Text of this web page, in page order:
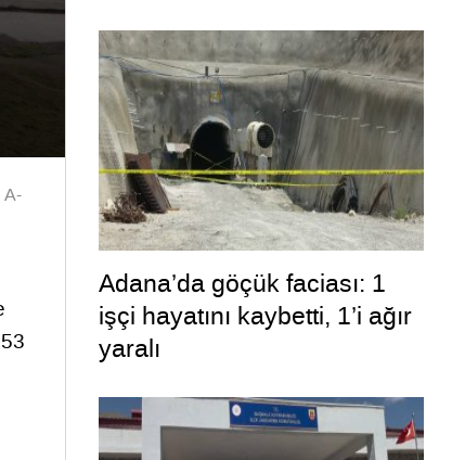
A-
Adana’da göçük faciası: 1
işçi hayatını kaybetti, 1’i ağır
yaralı